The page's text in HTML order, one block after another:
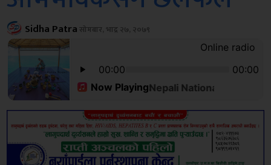
Sidha Patraसोमबार, भाद्र २७, २०७९